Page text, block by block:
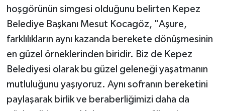
hoşgörünün simgesi olduğunu belirten Kepez
Belediye Başkanı Mesut Kocagöz, "Aşure,
farklılıkların aynı kazanda berekete dönüşmesinin
en güzel örneklerinden biridir. Biz de Kepez
Belediyesi olarak bu güzel geleneği yaşatmanın
mutluluğunu yaşıyoruz. Aynı sofranın bereketini
paylaşarak birlik ve beraberliğimizi daha da